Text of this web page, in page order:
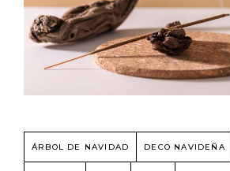
ÁRBOL DE NAVIDAD DECO NAVIDEÑA